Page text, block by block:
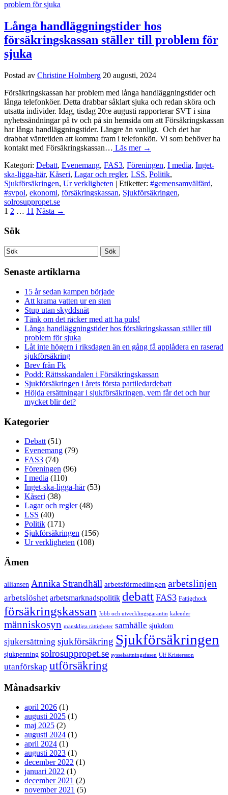
Långa handläggningstider hos
försäkringskassan ställer till problem för
sjuka
Postad av Christine Holmberg 20 augusti, 2024
Försäkringskassan har problem med långa handläggningstider och
långa telefonköer. Detta drabbar såklart sjuka och redan sköra och
utsatta individer. Idag, tisdag 20:e augusti rapporterar SVT i sina
nyhetssändningar på tv och på sin hemsida om att Försäkringskassan
har långa handläggningstider. Längre än vanligt. Och det har
drabbat väntetiden att komma fram i telefonkön. Vi som behöver ha
kontakt med Försäkringskassan… Läs mer →
Kategori: Debatt, Evenemang, FAS3, Föreningen, I media, Inget-
ska-ligga-här, Kåseri, Lagar och regler, LSS, Politik,
Sjukförsäkringen, Ur verkligheten | Etiketter: #gemensamvälfärd,
#svpol, ekonomi, försäkringskassan, Sjukförsäkringen,
solrosuppropet.se
1 2 … 11 Nästa →
Sök
Senaste artiklarna
15 år sedan kampen började
Att krama vatten ur en sten
Stup utan skyddsnät
Tänk om det räcker med att ha puls!
Långa handläggningstider hos försäkringskassan ställer till
problem för sjuka
Låt inte högern i riksdagen än en gång få applådera en raserad
sjukförsäkring
Brev från Fk
Podd: Rättsskandalen i Försäkringskassan
Sjukförsäkringen i årets första partiledardebatt
Höjda ersättningar i sjukförsäkringen, vem får det och hur
mycket blir det?
Kategorier
Debatt (51)
Evenemang (79)
FAS3 (74)
Föreningen (96)
I media (110)
Inget-ska-ligga-här(53)
Kåseri (38)
Lagar och regler(48)
LSS (40)
Politik (171)
Sjukförsäkringen (156)
Ur verkligheten (108)
Ämen
alliansen Annika Strandhäll arbetsförmedlingen arbetslinjen
arbetslöshet arbetsmarknadspolitik debatt FAS3 Fattigchock
försäkringskassan Jobb och utvecklingsgarantin kalender
människosyn mänskliga rättigheter samhälle sjukdom
sjukersättning sjukförsäkring Sjukförsäkringen
sjukpenning solrosuppropet.se sysselsättningsfasen Ulf Kristersson
utanförskap utförsäkring
Månadsarkiv
april 2026 (1)
augusti 2025 (1)
maj 2025 (2)
augusti 2024 (1)
april 2024 (1)
augusti 2023 (1)
december 2022 (1)
januari 2022 (1)
december 2021 (2)
november 2021 (5)